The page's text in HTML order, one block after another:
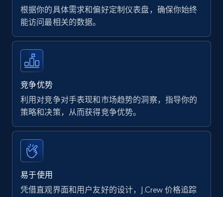
根据你的具体需求和偏好定制仪表盘，确保你始终
能访问最相关的数据。
竞争优势
利用对竞争对手表现和市场趋势的洞察，指导你的
策略和决策，从而获得竞争优势。
易于使用
凭借直观界面和用户友好的设计，J.Crew 价格追踪